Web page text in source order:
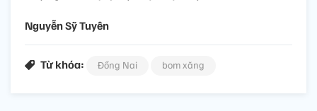
Nguyễn Sỹ Tuyên
Từ khóa: Đồng Nai bom xăng